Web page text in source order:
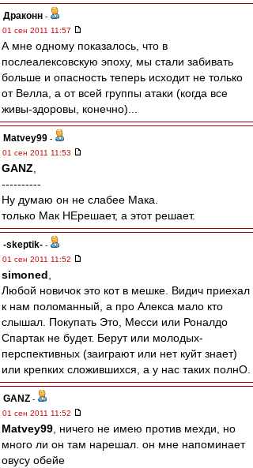
Драконн -
01 сен 2011 11:57
А мне одному показалось, что в
послеалексовскую эпоху, мы стали забивать
больше и опасность теперь исходит не только
от Велла, а от всей группы атаки (когда все
живы-здоровы, конечно)...
Matvey99 -
01 сен 2011 11:53
GANZ
----------
Ну думаю он не слабее Мака.
только Мак НЕрешает, а этот решает.
-skeptik- -
01 сен 2011 11:52
simoned
Любой новичок это кот в мешке. Видич приехал
к нам поломанный, а про Алекса мало кто
слышал. Покупать Это, Месси или Роналдо
Спартак не будет. Берут или молодых-
перспективных (заиграют или нет куйт знает)
или крепких сложившихся, а у нас таких полнО.
GANZ -
01 сен 2011 11:52
Matvey99 , ничего не имею против мехди, но
много ли он там нарешал. он мне напоминает
овусу обейе